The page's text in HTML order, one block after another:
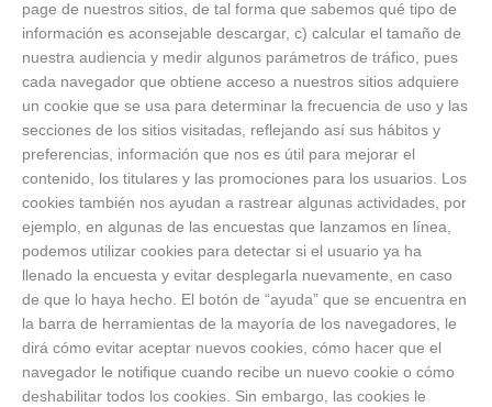
page de nuestros sitios, de tal forma que sabemos qué tipo de
información es aconsejable descargar, c) calcular el tamaño de
nuestra audiencia y medir algunos parámetros de tráfico, pues
cada navegador que obtiene acceso a nuestros sitios adquiere
un cookie que se usa para determinar la frecuencia de uso y las
secciones de los sitios visitadas, reflejando así sus hábitos y
preferencias, información que nos es útil para mejorar el
contenido, los titulares y las promociones para los usuarios. Los
cookies también nos ayudan a rastrear algunas actividades, por
ejemplo, en algunas de las encuestas que lanzamos en línea,
podemos utilizar cookies para detectar si el usuario ya ha
llenado la encuesta y evitar desplegarla nuevamente, en caso
de que lo haya hecho. El botón de “ayuda” que se encuentra en
la barra de herramientas de la mayoría de los navegadores, le
dirá cómo evitar aceptar nuevos cookies, cómo hacer que el
navegador le notifique cuando recibe un nuevo cookie o cómo
deshabilitar todos los cookies. Sin embargo, las cookies le